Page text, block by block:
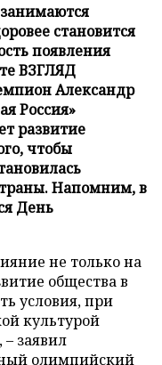
становится
появления
ВЗГЛЯД
Александр
Россия»
развитие
чтобы
Напомним, в
День
не только на
общества в
условия, при
культурой
– заявил
олимпийский